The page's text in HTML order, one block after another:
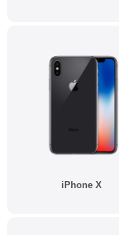
iPhone X